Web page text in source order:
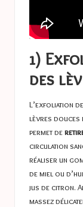
1)
des
L’exfoliation
lèvres douces
permet de
circulation
réaliser un
de miel ou
jus de citron.
massez